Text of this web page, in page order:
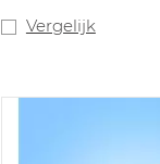
Vergelijk